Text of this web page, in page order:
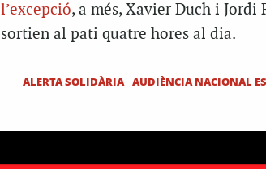
l’excepció, a més, Xavier Duch i
sortien al pati quatre hores al dia.
ALERTA SOLIDÀRIA AUDIÈNCIA NACIONAL